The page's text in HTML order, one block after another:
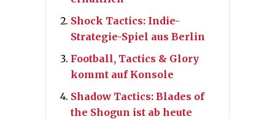
Shock Tactics: Indie-
Strategie-Spiel aus Berlin
Football, Tactics & Glory
kommt auf Konsole
Shadow Tactics: Blades of
the Shogun ist ab heute